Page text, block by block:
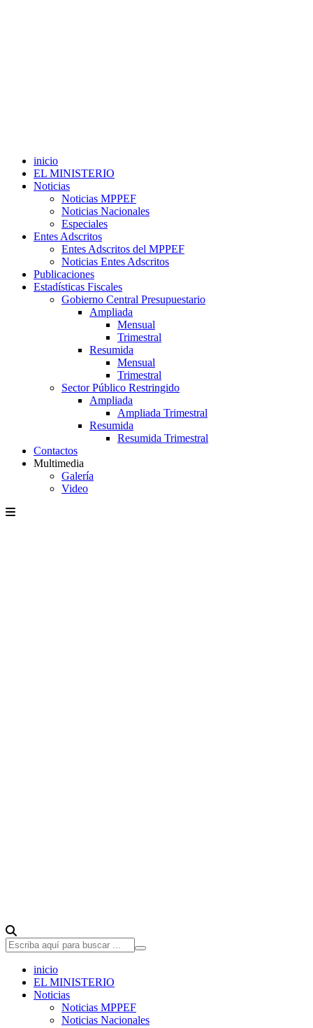
inicio
EL MINISTERIO
Noticias
Noticias MPPEF
Noticias Nacionales
Especiales
Entes Adscritos
Entes Adscritos del MPPEF
Noticias Entes Adscritos
Publicaciones
Estadísticas Fiscales
Gobierno Central Presupuestario
Ampliada
Mensual
Trimestral
Resumida
Mensual
Trimestral
Sector Público Restringido
Ampliada
Ampliada Trimestral
Resumida
Resumida Trimestral
Contactos
Multimedia
Galería
Video
inicio
EL MINISTERIO
Noticias
Noticias MPPEF
Noticias Nacionales